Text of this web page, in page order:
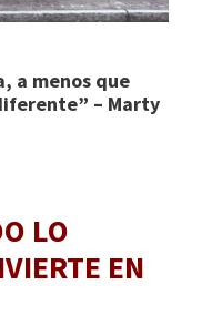
a menos que
– Marty
LO
EN